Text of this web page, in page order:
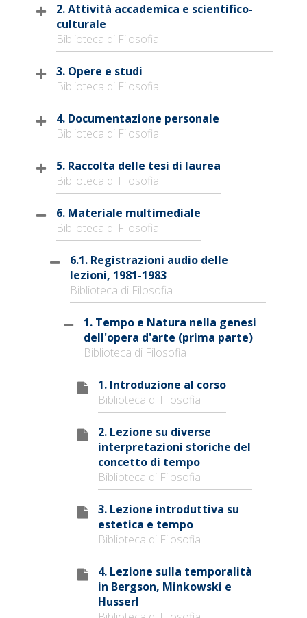
2. Attività accademica e scientifico-
culturale
Biblioteca di Filosofia
3. Opere e studi
Biblioteca di Filosofia
4. Documentazione personale
Biblioteca di Filosofia
5. Raccolta delle tesi di laurea
Biblioteca di Filosofia
6. Materiale multimediale
Biblioteca di Filosofia
6.1. Registrazioni audio delle
lezioni, 1981-1983
Biblioteca di Filosofia
1. Tempo e Natura nella genesi
dell'opera d'arte (prima parte)
Biblioteca di Filosofia
1. Introduzione al corso
Biblioteca di Filosofia
2. Lezione su diverse
interpretazioni storiche del
concetto di tempo
Biblioteca di Filosofia
3. Lezione introduttiva su
estetica e tempo
Biblioteca di Filosofia
4. Lezione sulla temporalità
in Bergson, Minkowski e
Husserl